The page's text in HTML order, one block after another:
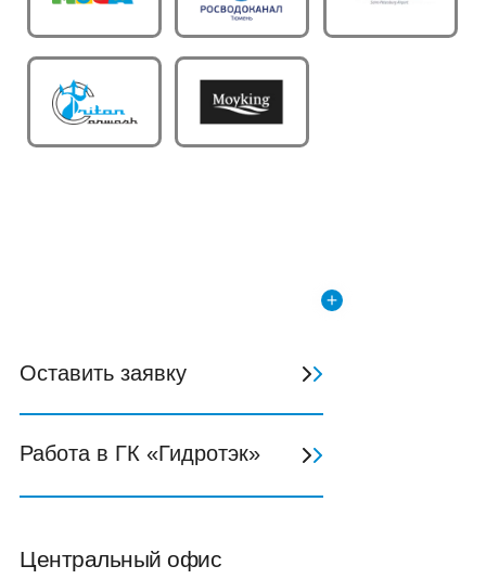
Центральный офис
Оставить заявку
Работа в ГК «Гидротэк»